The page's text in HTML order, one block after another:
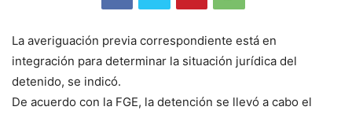
La averiguación previa correspondiente está en
integración para determinar la situación jurídica del
detenido, se indicó.
De acuerdo con la FGE, la detención se llevó a cabo el